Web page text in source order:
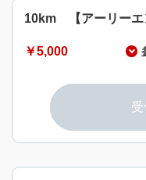
10km 【アーリーエ
￥5,000
参加種目の達成が可能
※18歳未満は保護者の同